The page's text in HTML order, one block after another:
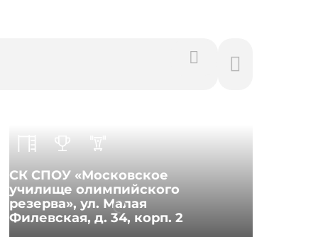
СК СПОУ «Московское
училище олимпийского
резерва», ул. Малая
Филевская, д. 34, корп. 2